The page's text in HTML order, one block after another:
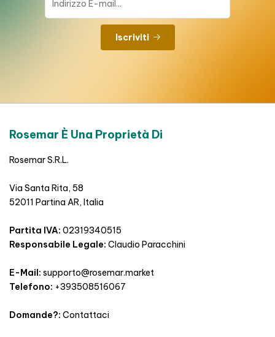
Iscriviti
Rosemar È Una Proprietà Di
Rosemar S.R.L.
Via Santa Rita, 58
52011 Partina AR, Italia
Partita IVA: 02319340515
Responsabile Legale: Claudio Paracchini
E-Mail: supporto@rosemar.market
Telefono: +393508516067
Domande?: Contattaci